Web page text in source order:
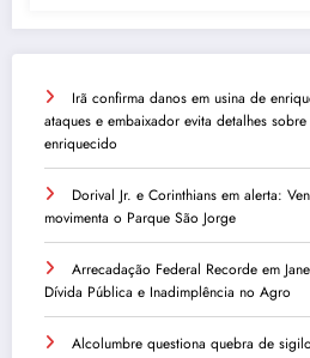
Irã confirma danos em usina de
ataques e embaixador evita detalhes
enriquecido
Dorival Jr. e Corinthians em alerta:
movimenta o Parque São Jorge
Arrecadação Federal Recorde em
Dívida Pública e Inadimplência no Agro
Alcolumbre questiona quebra de